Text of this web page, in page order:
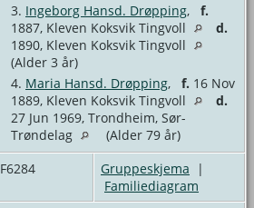
3. Ingeborg Hansd. Drøpping, f.
1887, Kleven Koksvik Tingvoll
d.
1890, Kleven Koksvik Tingvoll
(Alder 3 år)
4. Maria Hansd. Drøpping, f. 16 Nov
1889, Kleven Koksvik Tingvoll
d.
27 Jun 1969, Trondheim, Sør-
Trøndelag
(Alder 79 år)
F6284 Gruppeskjema |
Familiediagram